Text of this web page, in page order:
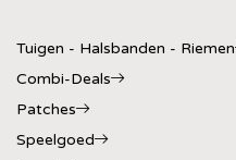
Tuigen - Halsbanden - Riemen
Combi-Deals
Patches
Speelgoed